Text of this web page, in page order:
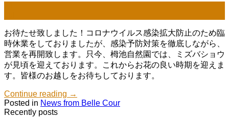
お待たせ致しました！コロナウイルス感染拡大防止のため臨
時休業をしておりましたが、感染予防対策を徹底しながら、
営業を再開致します。只今、栂池自然園では、ミズバショウ
が見頃を迎えております。これからお花の良い時期を迎えま
す。皆様のお越しをお待ちしております。
Continue reading →
Posted in News from Belle Cour
Recently posts